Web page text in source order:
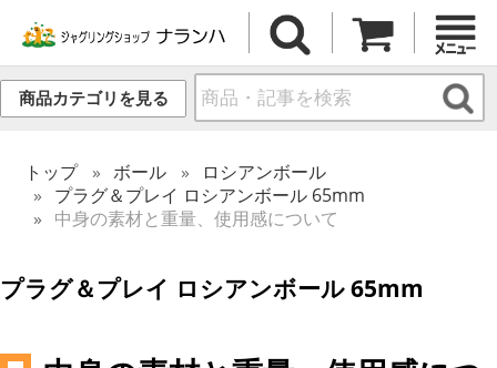
商品カテゴリを見る
トップ ボール
ロシアンボール
プラグ＆プレイ ロシアンボール 65mm
中身の素材と重量、使用感について
プラグ＆プレイ ロシアンボール 65mm